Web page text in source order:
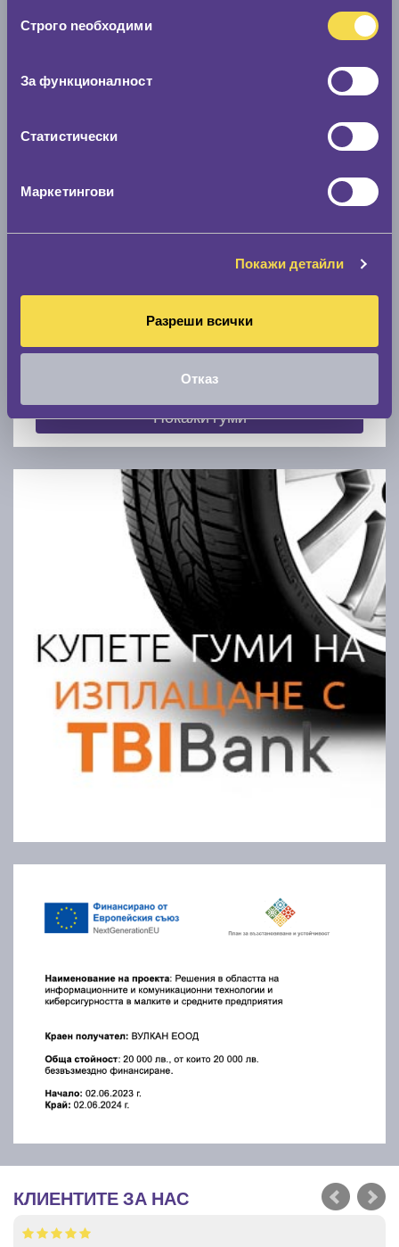
наСтрого nеобходими
За функционалност
Статистически
Маркетингови
Покажи детайли
Разреши всички
Отказ
По марка автомобил
Покажи гуми
КЛИЕНТИТЕ ЗА НАС